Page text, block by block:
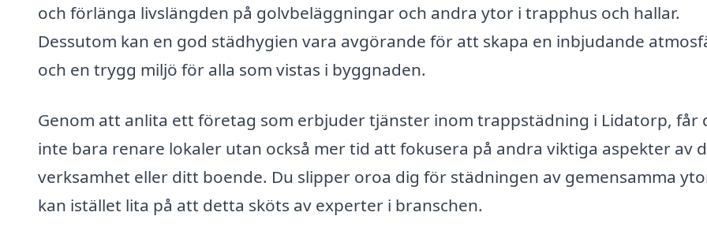
och förlänga livslängden på golvbeläggningar och andra ytor i trapphus och hallar.
Dessutom kan en god städhygien vara avgörande för att skapa en inbjudande
och en trygg miljö för alla som vistas i byggnaden.
Genom att anlita ett företag som erbjuder tjänster inom trappstädning i Lidatorp, får
inte bara renare lokaler utan också mer tid att fokusera på andra viktiga aspekter av
verksamhet eller ditt boende. Du slipper oroa dig för städningen av gemensamma
kan istället lita på att detta sköts av experter i branschen.